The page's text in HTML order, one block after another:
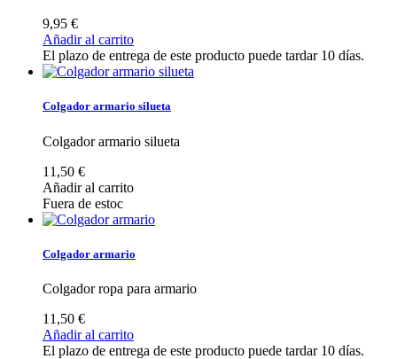
9,95 €
Añadir al carrito
El plazo de entrega de este producto puede tardar 10 días.
Colgador armario silueta
Colgador armario silueta
11,50 €
Añadir al carrito
Fuera de estoc
Colgador armario
Colgador ropa para armario
11,50 €
Añadir al carrito
El plazo de entrega de este producto puede tardar 10 días.